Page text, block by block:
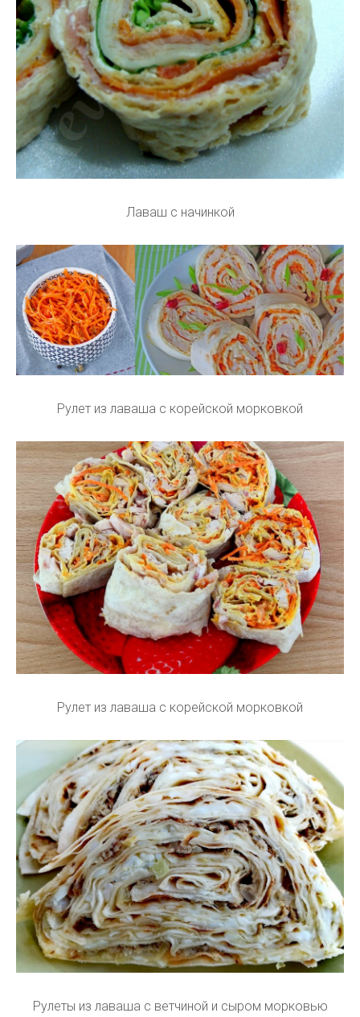
Лаваш с начинкой
Рулет из лаваша с корейской морковкой
Рулет из лаваша с корейской морковкой
Рулеты из лаваша с ветчиной и сыром морковью